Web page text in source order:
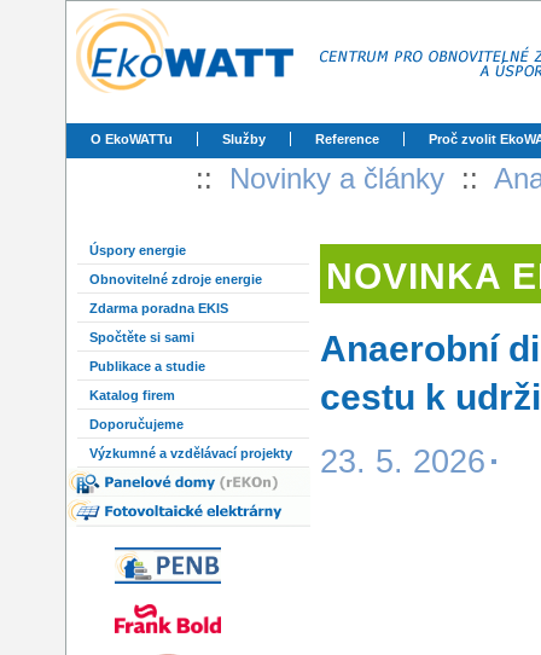
O EkoWATTu Služby Reference Proč zvolit
:: Novinky a články ::
Úspory energie
Obnovitelné zdroje energie
Zdarma poradna EKIS
Spočtěte si sami
Publikace a studie
Katalog firem
Doporučujeme
Výzkumné a vzdělávací projekty
NOVINKA
Anaerobní
cestu k
23. 5. 2026